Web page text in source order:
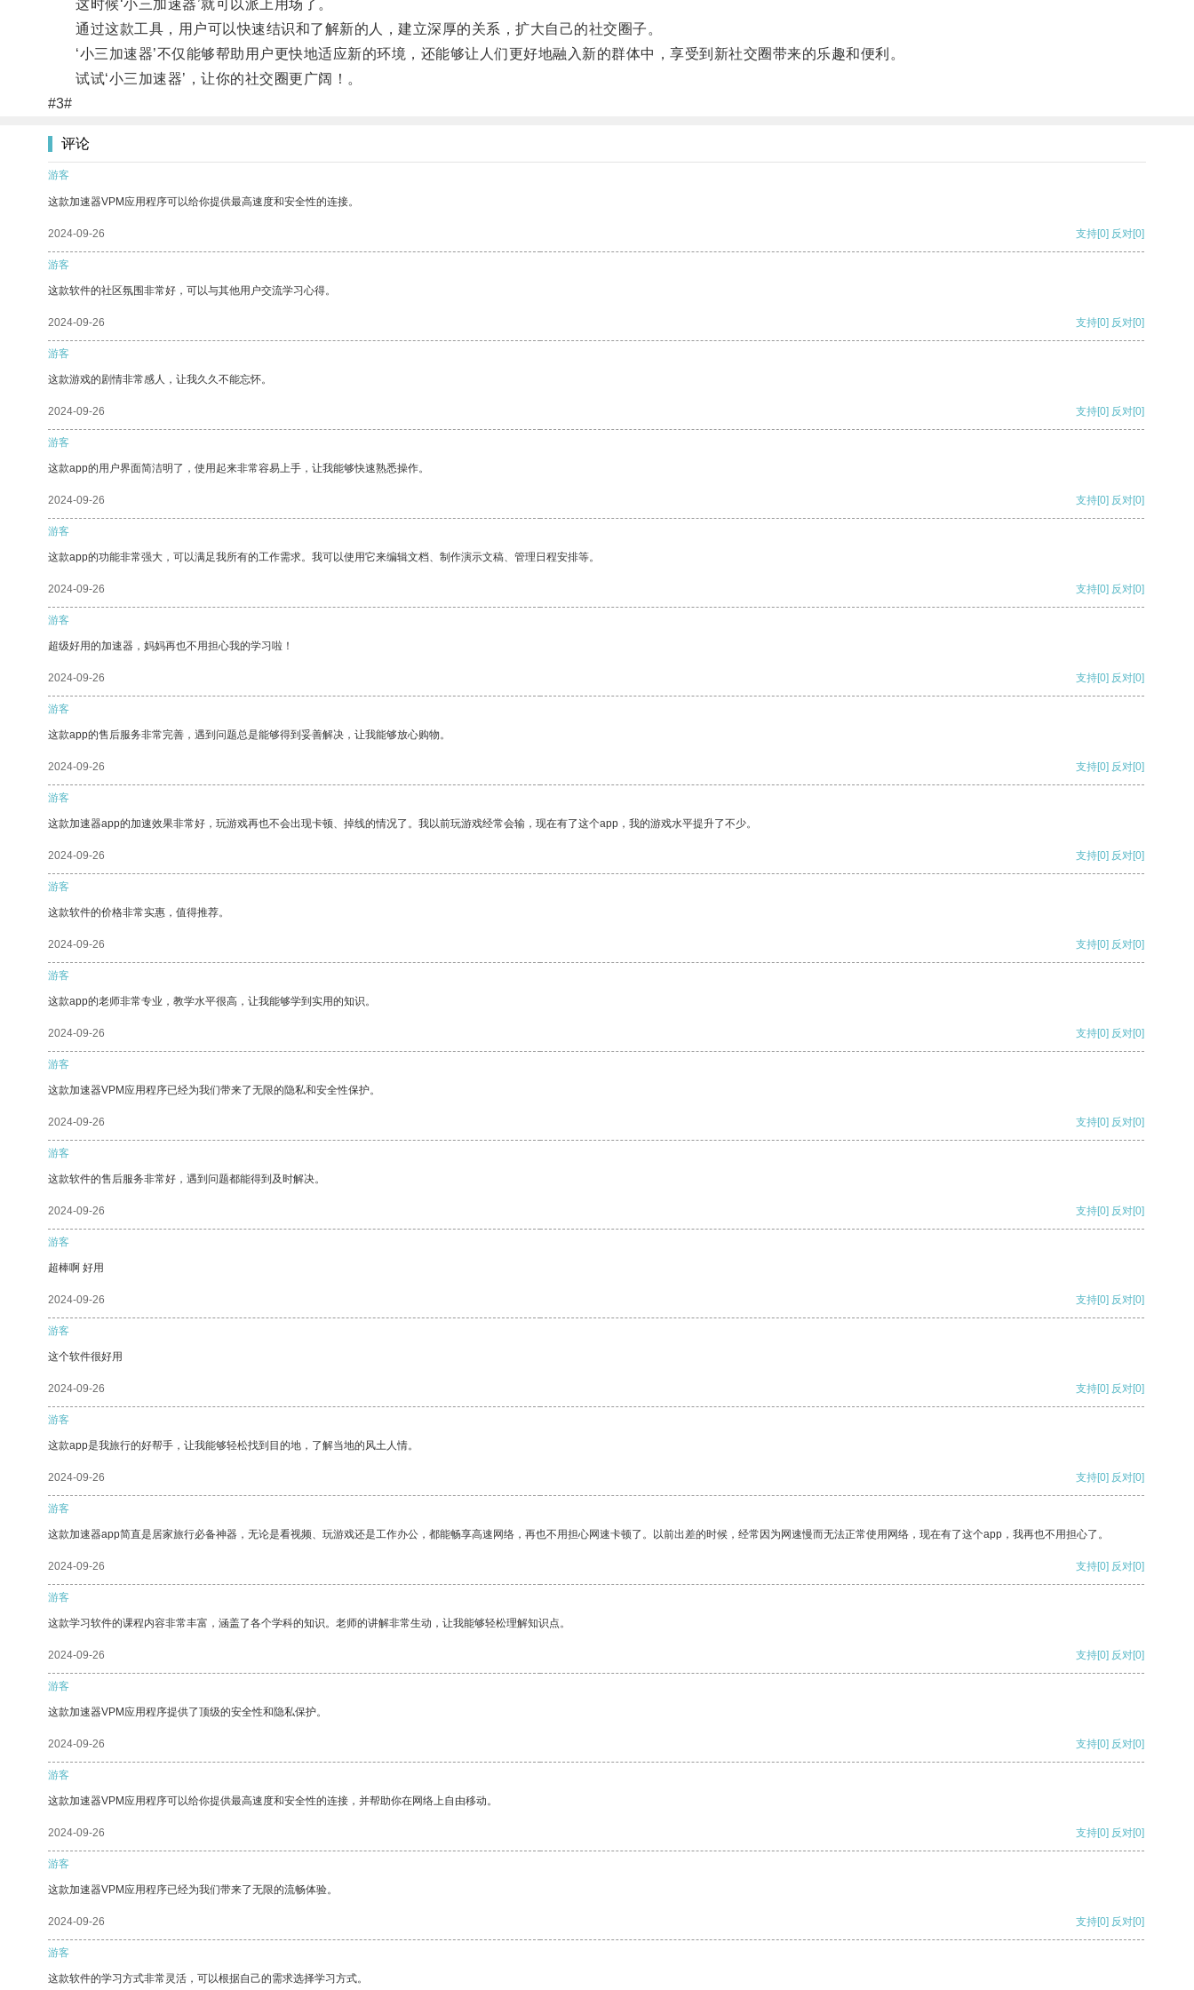
这时候‘小三加速器’就可以派上用场了。
通过这款工具，用户可以快速结识和了解新的人，建立深厚的关系，扩大自己的社交圈子。
‘小三加速器’不仅能够帮助用户更快地适应新的环境，还能够让人们更好地融入新的群体中，享受到新社交圈带来的乐趣和便利。
试试‘小三加速器’，让你的社交圈更广阔！。
#3#
评论
游客
这款加速器VPM应用程序可以给你提供最高速度和安全性的连接。
2024-09-26 支持[0] 反对[0]
游客
这款软件的社区氛围非常好，可以与其他用户交流学习心得。
2024-09-26 支持[0] 反对[0]
游客
这款游戏的剧情非常感人，让我久久不能忘怀。
2024-09-26 支持[0] 反对[0]
游客
这款app的用户界面简洁明了，使用起来非常容易上手，让我能够快速熟悉操作。
2024-09-26 支持[0] 反对[0]
游客
这款app的功能非常强大，可以满足我所有的工作需求。我可以使用它来编辑文档、制作演示文稿、管理日程安排等。
2024-09-26 支持[0] 反对[0]
游客
超级好用的加速器，妈妈再也不用担心我的学习啦！
2024-09-26 支持[0] 反对[0]
游客
这款app的售后服务非常完善，遇到问题总是能够得到妥善解决，让我能够放心购物。
2024-09-26 支持[0] 反对[0]
游客
这款加速器app的加速效果非常好，玩游戏再也不会出现卡顿、掉线的情况了。我以前玩游戏经常会输，现在有了这个app，我的游戏水平提升了不少。
2024-09-26 支持[0] 反对[0]
游客
这款软件的价格非常实惠，值得推荐。
2024-09-26 支持[0] 反对[0]
游客
这款app的老师非常专业，教学水平很高，让我能够学到实用的知识。
2024-09-26 支持[0] 反对[0]
游客
这款加速器VPM应用程序已经为我们带来了无限的隐私和安全性保护。
2024-09-26 支持[0] 反对[0]
游客
这款软件的售后服务非常好，遇到问题都能得到及时解决。
2024-09-26 支持[0] 反对[0]
游客
超棒啊 好用
2024-09-26 支持[0] 反对[0]
游客
这个软件很好用
2024-09-26 支持[0] 反对[0]
游客
这款app是我旅行的好帮手，让我能够轻松找到目的地，了解当地的风土人情。
2024-09-26 支持[0] 反对[0]
游客
这款加速器app简直是居家旅行必备神器，无论是看视频、玩游戏还是工作办公，都能畅享高速网络，再也不用担心网速卡顿了。以前出差的时候，经常因为网速慢而无法正常使用网络，现在有了这个app，我再也不用担心了。
2024-09-26 支持[0] 反对[0]
游客
这款学习软件的课程内容非常丰富，涵盖了各个学科的知识。老师的讲解非常生动，让我能够轻松理解知识点。
2024-09-26 支持[0] 反对[0]
游客
这款加速器VPM应用程序提供了顶级的安全性和隐私保护。
2024-09-26 支持[0] 反对[0]
游客
这款加速器VPM应用程序可以给你提供最高速度和安全性的连接，并帮助你在网络上自由移动。
2024-09-26 支持[0] 反对[0]
游客
这款加速器VPM应用程序已经为我们带来了无限的流畅体验。
2024-09-26 支持[0] 反对[0]
游客
这款软件的学习方式非常灵活，可以根据自己的需求选择学习方式。